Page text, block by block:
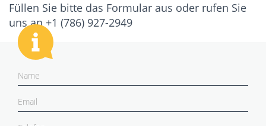
Füllen Sie bitte das Formular aus oder rufen Sie
uns an +1 (786) 927-2949